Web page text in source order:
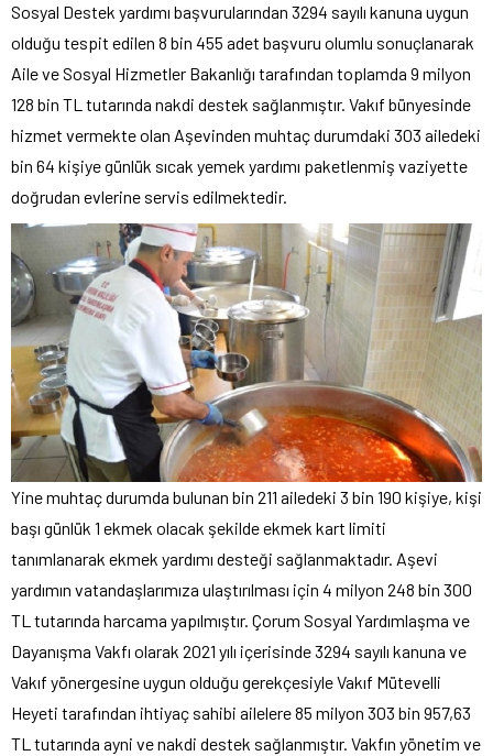
Sosyal Destek yardımı başvurularından 3294 sayılı kanuna uygun
olduğu tespit edilen 8 bin 455 adet başvuru olumlu sonuçlanarak
Aile ve Sosyal Hizmetler Bakanlığı tarafından toplamda 9 milyon
128 bin TL tutarında nakdi destek sağlanmıştır. Vakıf bünyesinde
hizmet vermekte olan Aşevinden muhtaç durumdaki 303 ailedeki
bin 64 kişiye günlük sıcak yemek yardımı paketlenmiş vaziyette
doğrudan evlerine servis edilmektedir.
Yine muhtaç durumda bulunan bin 211 ailedeki 3 bin 190 kişiye, kişi
başı günlük 1 ekmek olacak şekilde ekmek kart limiti
tanımlanarak ekmek yardımı desteği sağlanmaktadır. Aşevi
yardımın vatandaşlarımıza ulaştırılması için 4 milyon 248 bin 300
TL tutarında harcama yapılmıştır. Çorum Sosyal Yardımlaşma ve
Dayanışma Vakfı olarak 2021 yılı içerisinde 3294 sayılı kanuna ve
Vakıf yönergesine uygun olduğu gerekçesiyle Vakıf Mütevelli
Heyeti tarafından ihtiyaç sahibi ailelere 85 milyon 303 bin 957,63
TL tutarında ayni ve nakdi destek sağlanmıştır. Vakfın yönetim ve